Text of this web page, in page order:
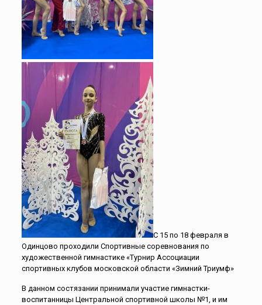
С 15 по 18 февраля в
Одинцово проходили Спортивные соревнования по
художественной гимнастике «Турнир Ассоциации
спортивных клубов московской области «Зимний Триумф»
В данном состязании принимали участие гимнастки-
воспитанницы Центральной спортивной школы №1, и им